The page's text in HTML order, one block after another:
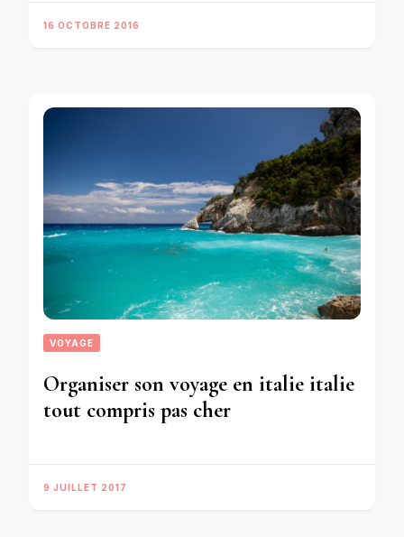
16 OCTOBRE 2016
VOYAGE
Organiser son voyage en italie italie
tout compris pas cher
9 JUILLET 2017